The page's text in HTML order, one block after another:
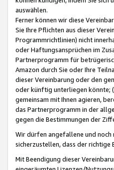
auswählen.
Ferner können wir diese
Sie Ihre Pflichten aus dieser
Programmrichtlinien) nicht
oder Haftungsansprüchen im
Partnerprogramm für
Amazon durch Sie oder Ihre
dieser Vereinbarung oder den
oder künftig unterliegen könnte;
gemeinsam mit Ihnen agieren,
das Partnerprogramm in der
gegen die Bestimmungen der
Wir dürfen angefallene und noch
sicherzustellen, dass der
Mit Beendigung dieser